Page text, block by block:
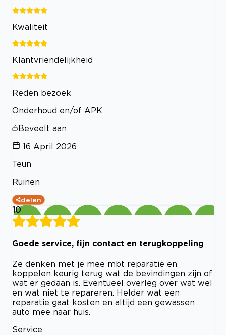
Kwaliteit
Klantvriendelijkheid
Reden bezoek
Onderhoud en/of APK
Beveelt aan
16 April 2026
Teun
Ruinen
delen
10
Goede service, fijn contact en terugkoppeling
Ze denken met je mee mbt reparatie en
koppelen keurig terug wat de bevindingen zijn of
wat er gedaan is. Eventueel overleg over wat wel
en wat niet te repareren. Helder wat een
reparatie gaat kosten en altijd een gewassen
auto mee naar huis.
Service